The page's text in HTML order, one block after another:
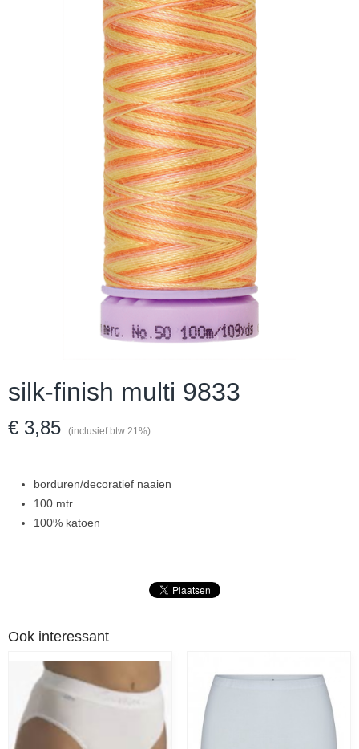
silk-finish multi 9833
€ 3,85 (inclusief btw 21%)
borduren/decoratief naaien
100 mtr.
100% katoen
Ook interessant